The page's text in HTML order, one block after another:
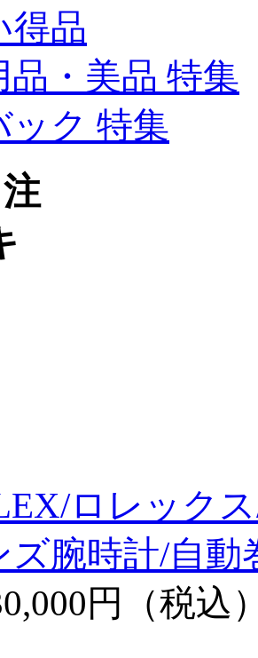
得品
品・美品 特集
ック 特集
ロレック
ズ腕時計/自
円（税込